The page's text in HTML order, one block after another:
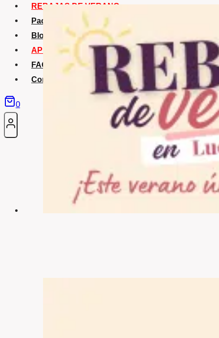
REBAJAS DE VERANO
Packs Verano
Blog
APP La Tribu
FAQS
Contacto
0